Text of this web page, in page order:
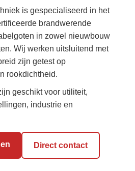
is gespecialiseerd in het
brandwerende
in zowel nieuwbouw
Wij werken uitsluitend met
zijn getest op
rookdichtheid.
geschikt voor utiliteit,
industrie en
Direct contact